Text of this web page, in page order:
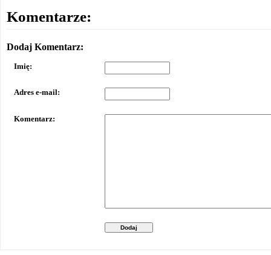
Komentarze:
Dodaj Komentarz:
Imię:
Adres e-mail:
Komentarz:
Dodaj